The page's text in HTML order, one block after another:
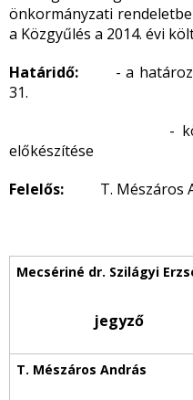
önkormányzati
a Közgyűlés a 2014. évi
Határidő: - a határozat
31.
-
előkészítése
Felelős: T. Mészáros
jegyző